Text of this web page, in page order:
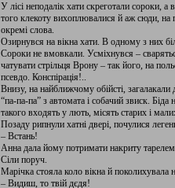
У лісі неподалік хати скреготали сороки,
того клекоту вихоплювалися й аж сюди, на
окремі слова.
Озирнувся на вікна хати. В одному з них
Сороки не вмовкали. Усміхнувся –
чатувати стрільця Врону – так його, на
псевдо. Конспірація!..
Внизу, на найближчому обійсті,
“па-па-па” з автомата і собачий звиск.
такого входять у лють, місять старих і
Позаду рипнули хатні двері, почулися
– Встань!
Анна дала йому потримати накриту
Сіли поруч.
Марічка стояла коло вікна й поколихувала
– Видиш, то твій дєдя!